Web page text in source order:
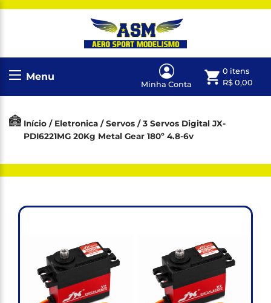
Menu
Minha Conta
0 itens
R$ 0,00
Início / Eletronica /Servos / 3 Servos Digital JX-
PDI6221MG 20Kg Metal Gear 180º 4.8-6v